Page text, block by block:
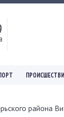
района